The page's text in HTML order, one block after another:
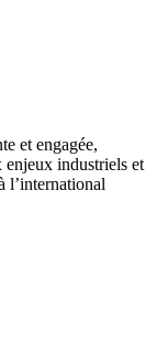
et engagée,
enjeux industriels et
l’international